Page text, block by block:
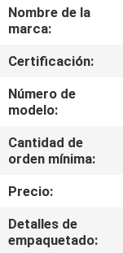
VIAJE
DE
LA
FÁBRICA
CONTROL
CALIDAD
Nombre de la
marca:
Certificación:
Número de
modelo:
Cantidad de
orden mínima:
Precio:
Detalles de
empaquetado: